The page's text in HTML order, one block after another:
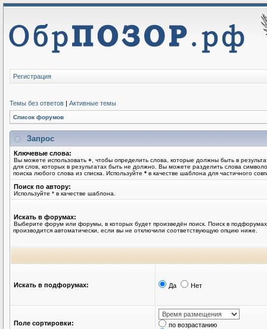
Регистрация
Темы без ответов | Активные темы
Список форумов
Запрос
Ключевые слова:
Вы можете использовать + , чтобы определить слова, которые должны быть в
для слов, которых в результатах быть не должно. Вы можете разделить слова
поиска любого слова из списка. Используйте * в качестве шаблона для частичного
Поиск по автору:
Используйте * в качестве шаблона.
Искать в форумах:
Выберите форум или форумы, в которых будет произведён поиск. Поиск в подфорумах
производится автоматически, если вы не отключили соответствующую опцию ниже.
Искать в подфорумах: Да Нет
Поле сортировки:
по возрастанию